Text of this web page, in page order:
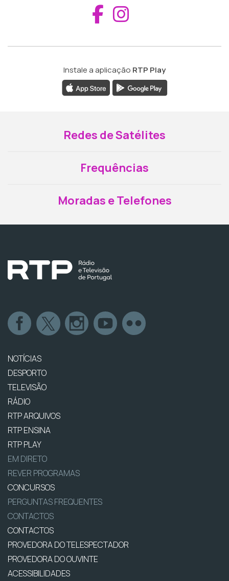
Aceder ao
Instale a aplicação RTP Play
Redes de Satélites
Frequências
Moradas e Telefones
NOTÍCIAS
DESPORTO
TELEVISÃO
RÁDIO
RTP ARQUIVOS
RTP ENSINA
RTP PLAY
EM DIRETO
REVER PROGRAMAS
CONCURSOS
PERGUNTAS FREQUENTES
CONTACTOS
CONTACTOS
PROVEDORA DO TELESPECTADOR
PROVEDORA DO OUVINTE
ACESSIBILIDADES